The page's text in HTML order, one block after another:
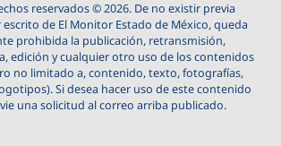
reservados © 2026. De no existir previa
de El Monitor Estado de México, queda
prohibida la publicación, retransmisión,
edición y cualquier otro uso de los contenidos
no limitado a, contenido, texto, fotografías,
Si desea hacer uso de este contenido
una solicitud al correo arriba publicado.